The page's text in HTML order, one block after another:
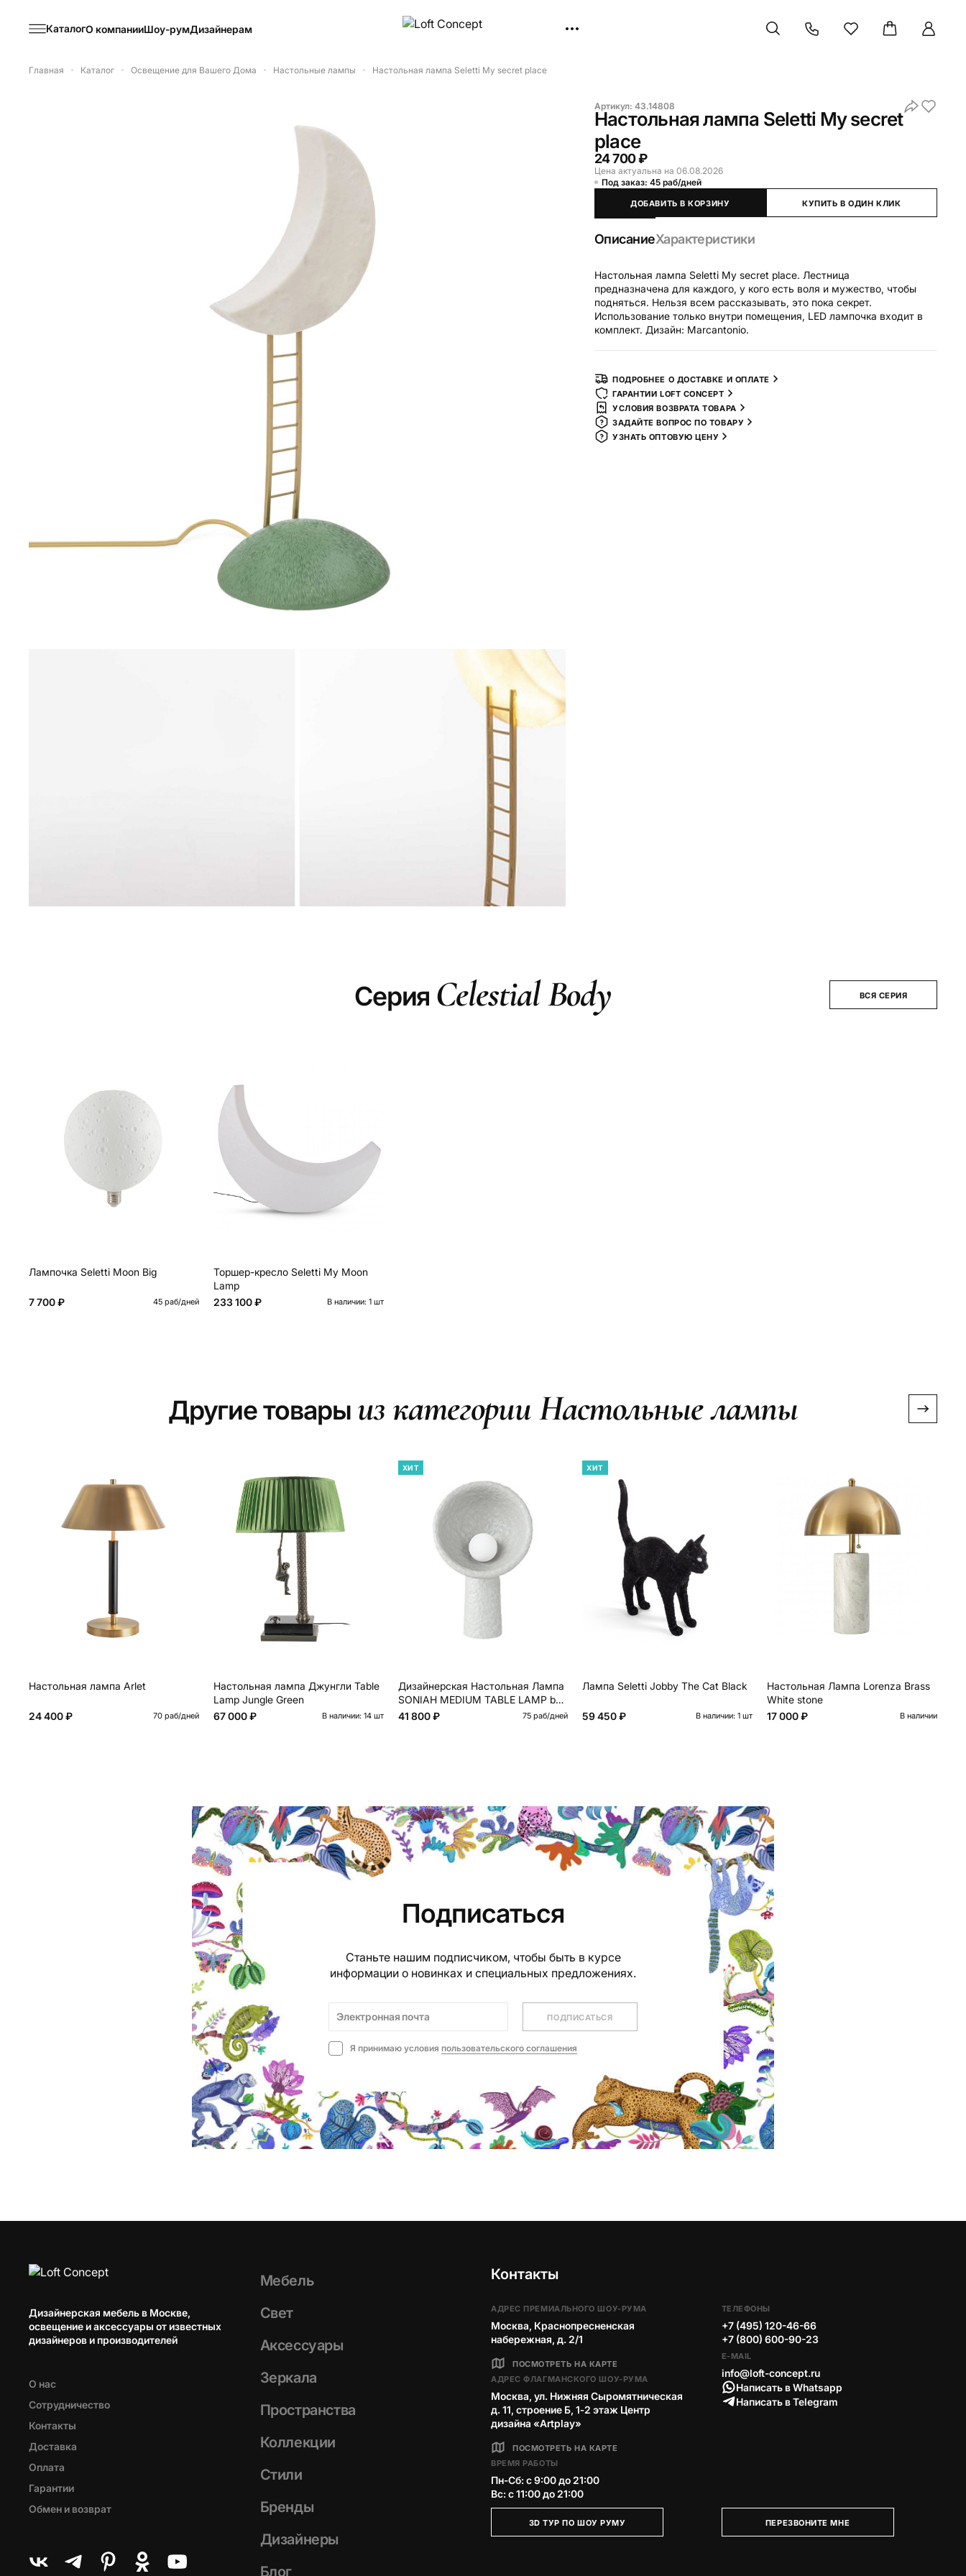
КаталогО компанииШоу-румДизайнерам
Главная Каталог Освещение для Вашего Дома Настольные лампы Настольная лампа Seletti My secret place
Артикул: 43.14808
Настольная лампа Seletti My secret
place
24 700 ₽
Цена актуальна на 06.08.2026
Под заказ: 45 раб/дней
ДОБАВИТЬ В КОРЗИНУ КУПИТЬ В ОДИН КЛИК
ОписаниеХарактеристики
Настольная лампа Seletti My secret place. Лестница
предназначена для каждого, у кого есть воля и мужество, чтобы
подняться. Нельзя всем рассказывать, это пока секрет.
Использование только внутри помещения, LED лампочка входит в
комплект. Дизайн: Marcantonio.
ПОДРОБНЕЕ О ДОСТАВКЕ И ОПЛАТЕ
ГАРАНТИИ LOFT CONCEPT
УСЛОВИЯ ВОЗВРАТА ТОВАРА
ЗАДАЙТЕ ВОПРОС ПО ТОВАРУ
УЗНАТЬ ОПТОВУЮ ЦЕНУ
Серия Celestial Body ВСЯ СЕРИЯ
Лампочка Seletti Moon Big
7 700 ₽ 45 раб/дней
Торшер-кресло Seletti My Moon
Lamp
233 100 ₽
В наличии: 1 шт
Другие товары из категории Настольные лампы
Настольная лампа Arlet
24 400 ₽ 70 раб/дней
Настольная лампа Джунгли Table
Lamp Jungle Green
67 000 ₽
В наличии: 14 шт
ХИТ
Дизайнерская Настольная Лампа
SONIAH MEDIUM TABLE LAMP by
FAINA
41 800 ₽ 75 раб/дней
ХИТ
Лампа Seletti Jobby The Cat Black
59 450 ₽ В наличии: 1 шт
Настольная Лампа Lorenza Brass
White stone
17 000 ₽
В наличии
Подписаться
Станьте нашим подписчиком, чтобы быть в курсе
информации о новинках и специальных предложениях.
ПОДПИСАТЬСЯ
Я принимаю условия пользовательского соглашения
Дизайнерская мебель в Москве,
освещение и аксессуары от известных
дизайнеров и производителей
О нас
Сотрудничество
Контакты
Доставка
Оплата
Гарантии
Обмен и возврат
Мебель
Свет
Аксессуары
Зеркала
Пространства
Коллекции
Стили
Бренды
Дизайнеры
Блог
Контакты
АДРЕС ПРЕМИАЛЬНОГО ШОУ-РУМА
Москва, Краснопресненская
набережная, д. 2/1
ПОСМОТРЕТЬ НА КАРТЕ
АДРЕС ФЛАГМАНСКОГО ШОУ-РУМА
Москва, ул. Нижняя Сыромятническая
д. 11, строение Б, 1‑2 этаж Центр
дизайна «Artplay»
ПОСМОТРЕТЬ НА КАРТЕ
ВРЕМЯ РАБОТЫ
Пн-Сб: с 9:00 до 21:00
Вс: с 11:00 до 21:00
3D ТУР ПО ШОУ РУМУ
ТЕЛЕФОНЫ
+7 (495) 120-46-66
+7 (800) 600-90-23
E-MAIL
info@loft-concept.ru
Написать в Whatsapp
Написать в Telegram
ПЕРЕЗВОНИТЕ МНЕ